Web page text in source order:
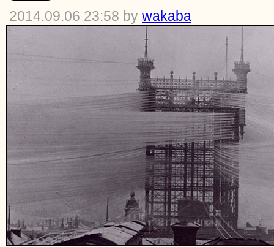
2014.09.06 23:58 by wakaba